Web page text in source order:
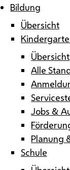
Bildung
Übersicht
Übersicht
Alle
Jobs &
Planung
Schule